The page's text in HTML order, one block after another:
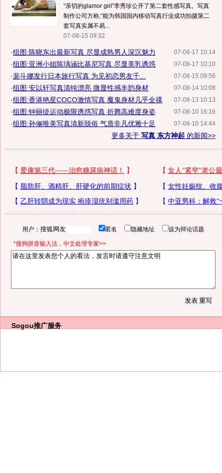
“亲切的glamor girl”李秀珍公开了第二套性感写真。写真
制作公司方称,“能为韩国国内移动写真行业成功拍摄第二
套写真实属不易...
07-08-15 09:32
07-08-17 10:14
·组图:陈晓东出最新写真 尽显成熟男人深沉魅力
07-08-17 10:10
·组图:亚洲小姐陈瑀涵比基尼写真 尽显美乳诱惑
07-08-15 09:56
·裴斗娜发行日本旅行写真 为见初恋男友千...
07-08-14 10:08
·组图:安以轩写真清纯漂亮 微显性感丰韵身材
07-08-13 10:13
·组图:香港艳星COCO激情写真 魔鬼身材几乎全祼
07-08-10 16:16
·组图:钟丽缇运动极限诱惑写真 折腾高难度身姿
07-08-10 14:44
·组图:孙俪唯美写真清新脱俗 气质非凡优雅十足
更多关于 写真 东方神起 的新闻>>
用户： 匿名 隐藏地址 设为辩论话题
*搜狗拼音输入法，中文处理专家>>
Sogou推广服务